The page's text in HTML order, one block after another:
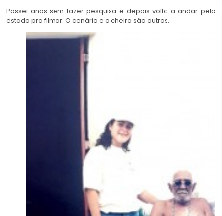
Passei anos sem fazer pesquisa e depois volto a andar pelo
estado pra filmar. O cenário e o cheiro são outros.